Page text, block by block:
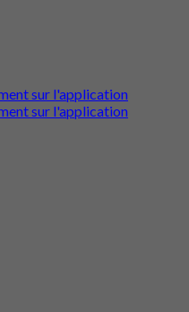
sur l'application
sur l'application